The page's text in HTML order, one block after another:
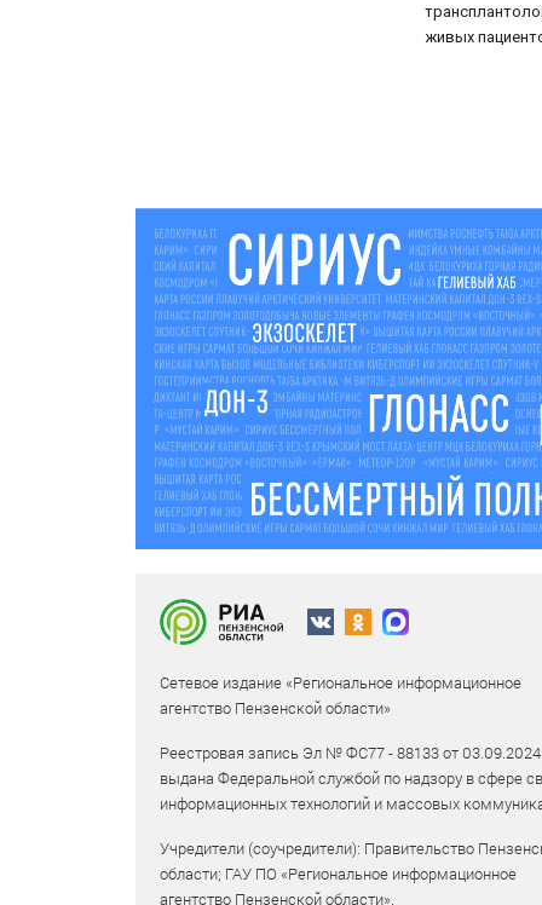
живых
Сетевое издание «Региональное информационное
агентство Пензенской области»
Реестровая запись Эл № ФС77 - 88133 от 03.09.2024
выдана Федеральной службой по надзору в сфере
информационных технологий и массовых
Учредители (соучредители): Правительство
области; ГАУ ПО «Региональное информационное
агентство Пензенской области».